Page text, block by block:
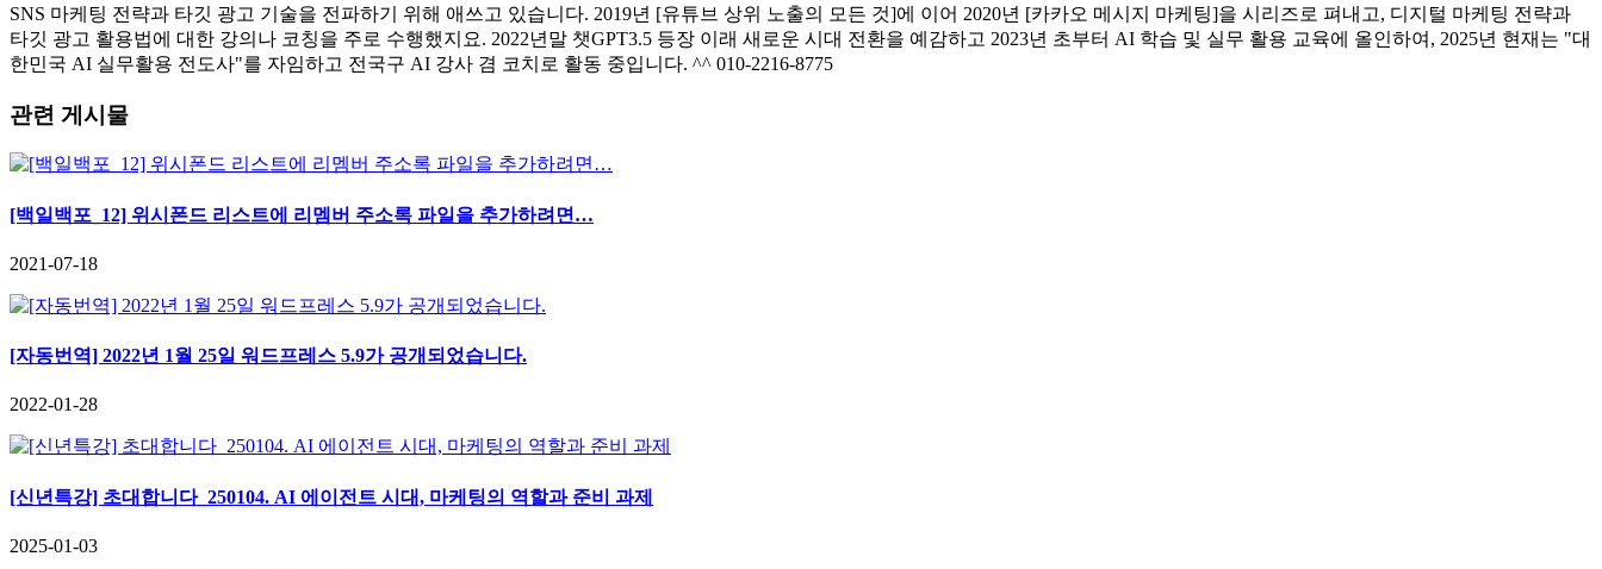
SNS 마케팅 전략과 타깃 광고 기술을 전파하기 위해 애쓰고 있습니다. 2019년 [유튜브 상위 노출의 모든 것]에 이어 2020년 [카카오 메시지 마케팅]을 시리즈로 펴내고, 디지털 마케팅 전략과
타깃 광고 활용법에 대한 강의나 코칭을 주로 수행했지요. 2022년말 챗GPT3.5 등장 이래 새로운 시대 전환을 예감하고 2023년 초부터 AI 학습 및 실무 활용 교육에 올인하여, 2025년 현재는 "대
한민국 AI 실무활용 전도사"를 자임하고 전국구 AI 강사 겸 코치로 활동 중입니다. ^^ 010-2216-8775
관련 게시물
[백일백포_12] 위시폰드 리스트에 리멤버 주소록 파일을 추가하려면…
2021-07-18
[자동번역] 2022년 1월 25일 워드프레스 5.9가 공개되었습니다.
2022-01-28
[신년특강] 초대합니다_250104. AI 에이전트 시대, 마케팅의 역할과 준비 과제
2025-01-03